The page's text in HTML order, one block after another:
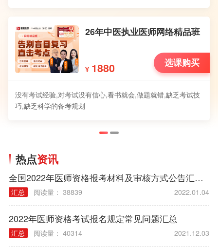
26年中医执业医师网络精品班
¥ 1880 选课购买
没有考试经验,对考试没有信心,看书就会,做题就错,缺乏考试技
巧,缺乏科学的备考规划
热点资讯
全国2022年医师资格报考材料及审核方式公告汇总（各考区）
汇总 阅读量： 38839 2022.01.04
2022年医师资格考试报名规定常见问题汇总
汇总 阅读量： 40314 2021.12.03